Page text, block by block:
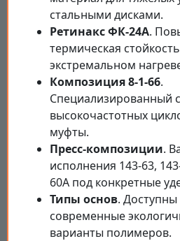
стальными дисками.
Ретинакс ФК-24А.
термическая
экстремальном
Композиция 8-1-66.
Специализированный
высокочастотных
муфты.
Пресс-композиции.
исполнения 143-63,
60А под конкретные
Типы основ.
современные
варианты полимеров.